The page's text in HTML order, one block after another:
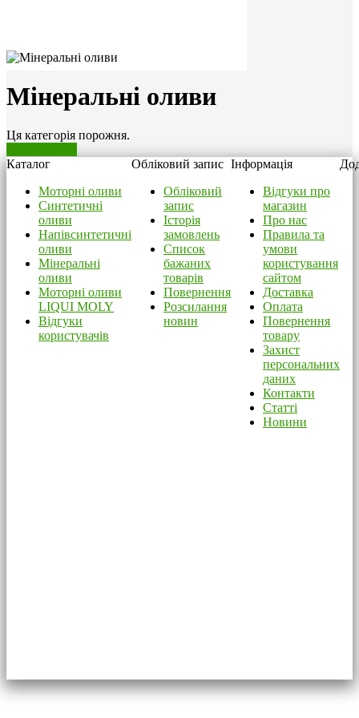
Мінеральні оливи
Ця категорія порожня.
Каталог
Моторні оливи
Синтетичні
оливи
Напівсинтетичні
оливи
Мінеральні
оливи
Моторні оливи
LIQUI MOLY
Відгуки
користувачів
Обліковий запис
Обліковий
запис
Історія
замовлень
Список
бажаних
товарів
Повернення
Розсилання
новин
Інформація
Відгуки про
магазин
Про нас
Правила та
умови
користування
сайтом
Доставка
Оплата
Повернення
товару
Захист
персональних
даних
Контакти
Статті
Новини